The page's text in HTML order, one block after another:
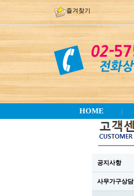
즐겨찾기
HOME
공지사항
사무가구상담